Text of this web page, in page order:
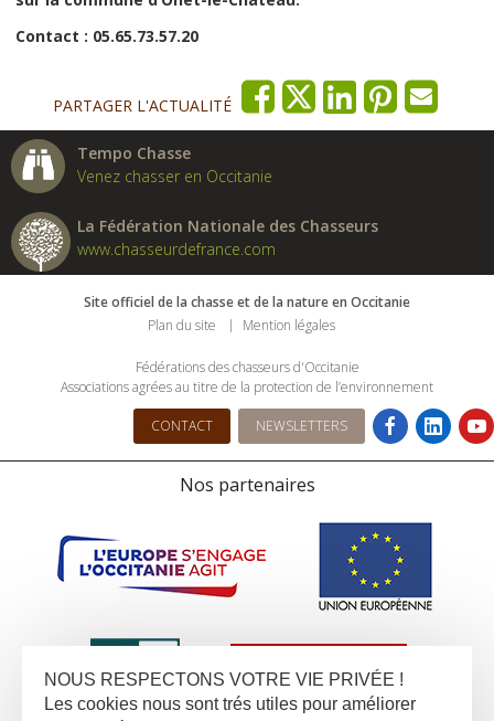
Contact : 05.65.73.57.20
PARTAGER L'ACTUALITÉ
Tempo Chasse
Venez chasser en Occitanie
La Fédération Nationale des Chasseurs
www.chasseurdefrance.com
Site officiel de la chasse et de la nature en Occitanie
Plan du site
Mention légales
Fédérations des chasseurs d'Occitanie
Associations agrées au titre de la protection de l’environnement
CONTACT NEWSLETTERS
Nos partenaires
NOUS RESPECTONS VOTRE VIE PRIVÉE !
Les cookies nous sont trés utiles pour améliorer